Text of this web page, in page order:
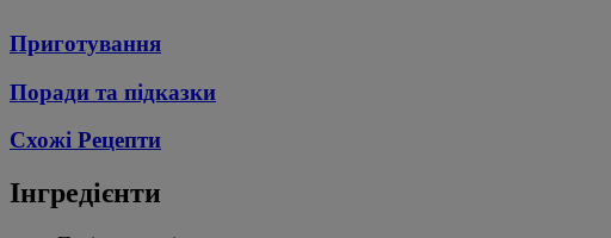
Приготування
Поради та підказки
Схожі Рецепти
Інгредієнти